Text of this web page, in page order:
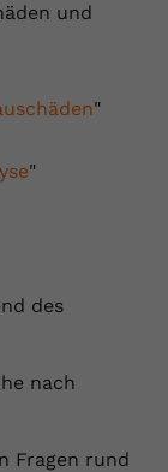
und
"
"
des
nach
Fragen rund